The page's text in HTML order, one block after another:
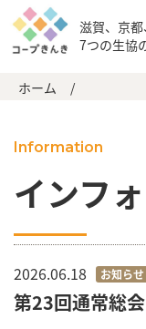
滋賀、京
7つの生協
ホーム /
Information
インフ
2026.06.18 お知らせ
第23回通常総